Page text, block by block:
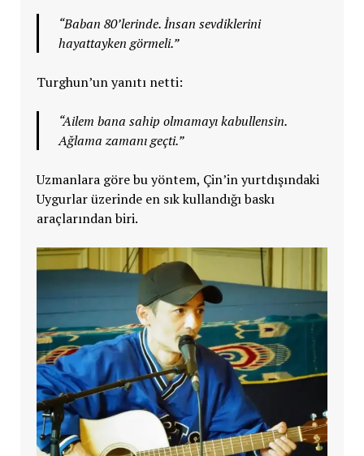
“Baban 80’lerinde. İnsan sevdiklerini
hayattayken görmeli.”
Turghun’un yanıtı netti:
“Ailem bana sahip olmamayı kabullensin.
Ağlama zamanı geçti.”
Uzmanlara göre bu yöntem, Çin’in yurtdışındaki
Uygurlar üzerinde en sık kullandığı baskı
araçlarından biri.